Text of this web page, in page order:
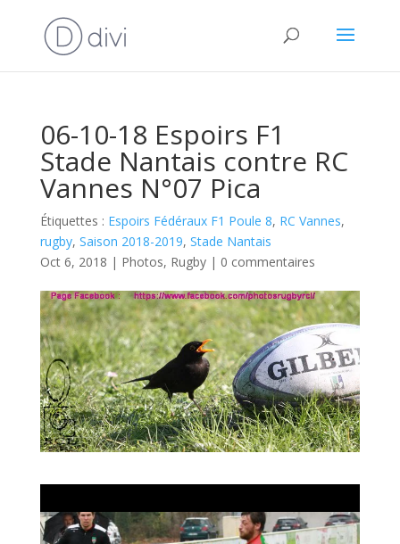
06-10-18 Espoirs F1
Stade Nantais contre RC
Vannes N°07 Pica
Étiquettes : Espoirs Fédéraux F1 Poule 8, RC Vannes,
rugby, Saison 2018-2019, Stade Nantais
Oct 6, 2018 | Photos, Rugby| 0 commentaires